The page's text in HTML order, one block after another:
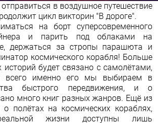
в воздушное путешествие
цикл викторин "В дороге".
на борт суперсовременного
и парить под облаками на
держаться за стропы парашюта и
космического корабля! Больше
историй будет связано с самолётами,
всего именно его мы выбираем в
быстрого передвижения, и о
много книг разных жанров. Ещё из
полётах на космических кораблях,
жизни доступны лишь